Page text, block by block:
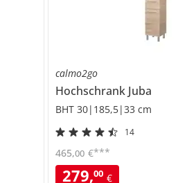
calmo2go
Hochschrank Juba
BHT 30|185,5|33 cm
14
279,00 €
465,00 €***